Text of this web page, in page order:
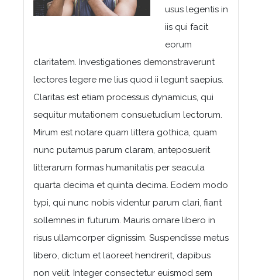
usus legentis in
iis qui facit
eorum
claritatem. Investigationes demonstraverunt
lectores legere me lius quod ii legunt saepius.
Claritas est etiam processus dynamicus, qui
sequitur mutationem consuetudium lectorum.
Mirum est notare quam littera gothica, quam
nunc putamus parum claram, anteposuerit
litterarum formas humanitatis per seacula
quarta decima et quinta decima. Eodem modo
typi, qui nunc nobis videntur parum clari, fiant
sollemnes in futurum. Mauris ornare libero in
risus ullamcorper dignissim. Suspendisse metus
libero, dictum et laoreet hendrerit, dapibus
non velit. Integer consectetur euismod sem